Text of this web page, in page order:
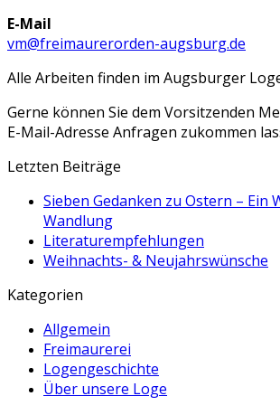
E-Mail
vm@freimaurerorden-augsburg.de
Alle Arbeiten finden im Augsburger
Gerne können Sie dem Vorsitzenden
E-Mail-Adresse Anfragen zukommen
Letzten Beiträge
Sieben Gedanken zu Ostern – Ein
Wandlung
Literaturempfehlungen
Weihnachts- & Neujahrswünsche
Kategorien
Allgemein
Freimaurerei
Logengeschichte
Über unsere Loge